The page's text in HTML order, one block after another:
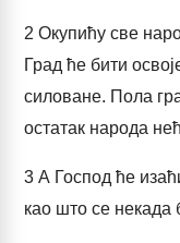
2 Окупићу све
Град ће бити
силоване. Пола
остатак народа
3 А Господ ће
као што се некада